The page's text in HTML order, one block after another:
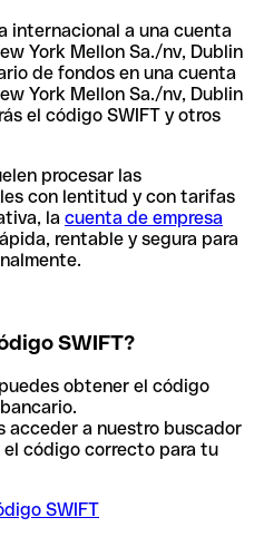
internacional a una cuenta
York Mellon Sa./nv, Dublin
de fondos en una cuenta
York Mellon Sa./nv, Dublin
el código SWIFT y otros
procesar las
con lentitud y con tarifas
la cuenta de empresa
rentable y segura para
SWIFT?
obtener el código
acceder a nuestro buscador
el código correcto para tu
SWIFT